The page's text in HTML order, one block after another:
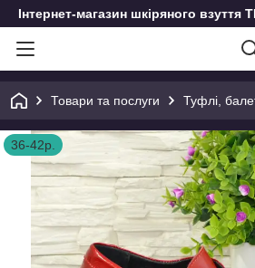
Інтернет-магазин шкіряного взуття
Товари та послуги Туфлі,
36-42р.